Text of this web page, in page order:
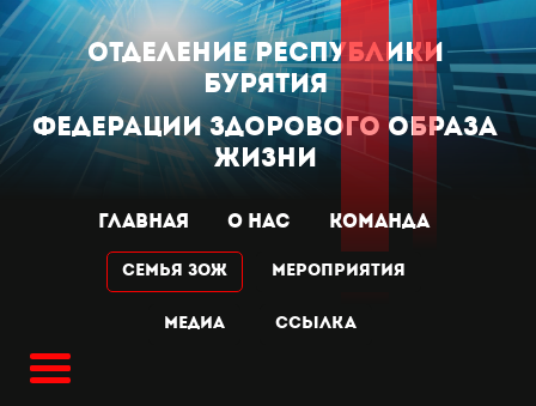
отделение республики
Бурятия
Федерации Здорового Образа
Жизни
ГЛАВНАЯ О НАС КОМАНДА
Семья ЗОЖ МЕРОПРИЯТИЯ
МЕДИА Ссылка